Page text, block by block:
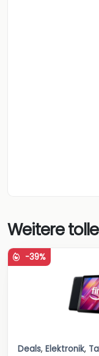
Weitere
-39%
Deals, Elektronik,